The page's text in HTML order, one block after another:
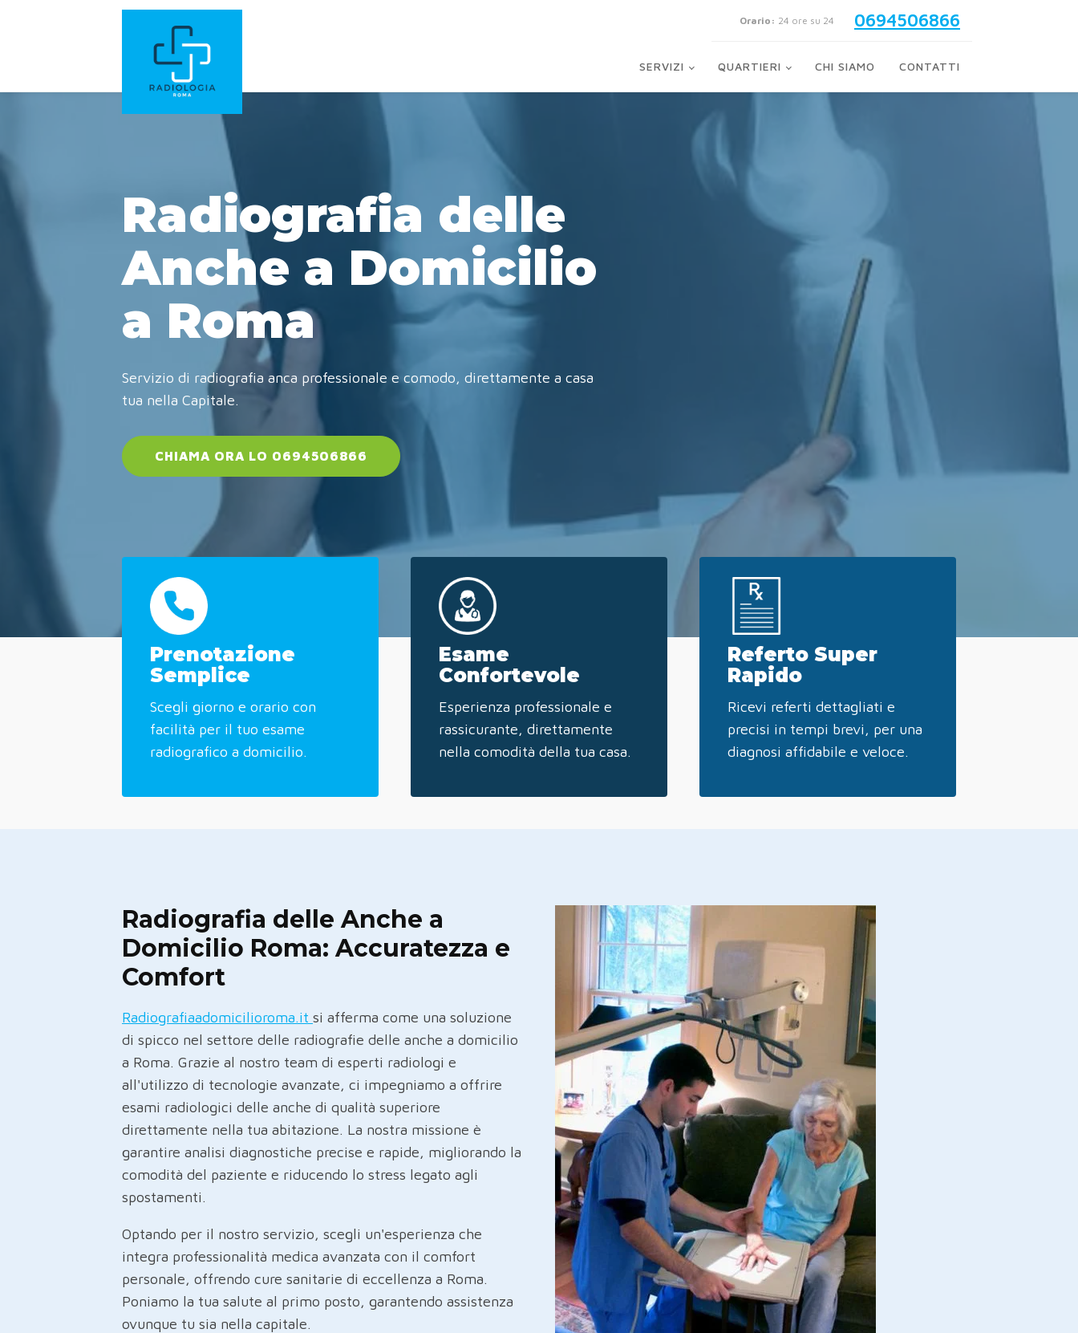
Orario: 24 ore su 24 0694506866
SERVIZI QUARTIERI CHI SIAMO CONTATTI
Radiografia delle
Anche a Domicilio
a Roma
Servizio di radiografia anca professionale e comodo, direttamente a casa
tua nella Capitale.
CHIAMA ORA LO 0694506866
Prenotazione
Semplice
Scegli giorno e orario con
facilità per il tuo esame
radiografico a domicilio.
Esame
Confortevole
Esperienza professionale e
rassicurante, direttamente
nella comodità della tua casa.
Referto Super
Rapido
Ricevi referti dettagliati e
precisi in tempi brevi, per una
diagnosi affidabile e veloce.
Radiografia delle Anche a
Domicilio Roma: Accuratezza e
Comfort
Radiografiaadomicilioroma.it si afferma come una soluzione
di spicco nel settore delle radiografie delle anche a domicilio
a Roma. Grazie al nostro team di esperti radiologi e
all'utilizzo di tecnologie avanzate, ci impegniamo a offrire
esami radiologici delle anche di qualità superiore
direttamente nella tua abitazione. La nostra missione è
garantire analisi diagnostiche precise e rapide, migliorando la
comodità del paziente e riducendo lo stress legato agli
spostamenti.
Optando per il nostro servizio, scegli un'esperienza che
integra professionalità medica avanzata con il comfort
personale, offrendo cure sanitarie di eccellenza a Roma.
Poniamo la tua salute al primo posto, garantendo assistenza
ovunque tu sia nella capitale.